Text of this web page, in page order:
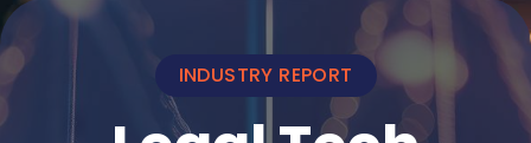
Lösungen INDUSTRY REPORT